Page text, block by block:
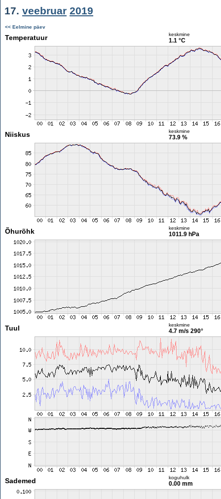
17. veebruar 2019
<< Eelmine päev
Temperatuur keskmine
1.1 °C
Niiskus keskmine
73.9 %
Õhurõhk keskmine
1011.9 hPa
Tuul keskmine
4.7 m/s 290°
Sademed koguhulk
0.00 mm